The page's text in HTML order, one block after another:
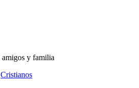
y familia
Cristianos